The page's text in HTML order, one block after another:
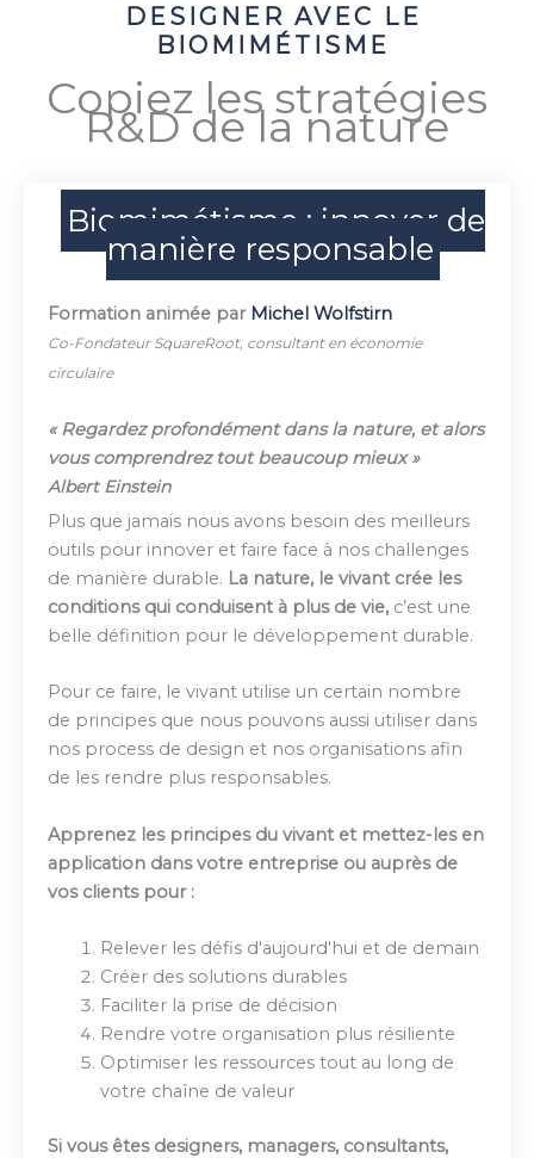
DESIGNER AVEC LE
BIOMIMÉTISME
Copiez les stratégies
R&D de la nature
Biomimétisme : innover de
manière responsable
Formation animée par Michel Wolfstirn
Co-Fondateur SquareRoot, consultant en économie
circulaire
« Regardez profondément dans la nature, et alors
vous comprendrez tout beaucoup mieux »
Albert Einstein
Plus que jamais nous avons besoin des meilleurs
outils pour innover et faire face à nos challenges
de manière durable. La nature, le vivant crée les
conditions qui conduisent à plus de vie, c’est une
belle définition pour le développement durable.
Pour ce faire, le vivant utilise un certain nombre
de principes que nous pouvons aussi utiliser dans
nos process de design et nos organisations afin
de les rendre plus responsables.
Apprenez les principes du vivant et mettez-les en
application dans votre entreprise ou auprès de
vos clients pour :
Relever les défis d'aujourd'hui et de demain
Créer des solutions durables
Faciliter la prise de décision
Rendre votre organisation plus résiliente
Optimiser les ressources tout au long de
votre chaîne de valeur
Si vous êtes designers, managers, consultants,